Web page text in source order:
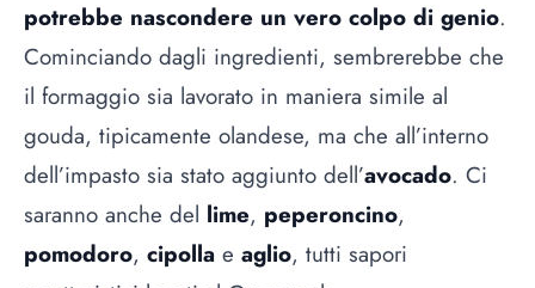
potrebbe nascondere un vero colpo di genio.
Cominciando dagli ingredienti, sembrerebbe che
il formaggio sia lavorato in maniera simile al
gouda, tipicamente olandese, ma che all’interno
dell’impasto sia stato aggiunto dell’avocado. Ci
saranno anche del lime, peperoncino,
pomodoro, cipolla e aglio, tutti sapori